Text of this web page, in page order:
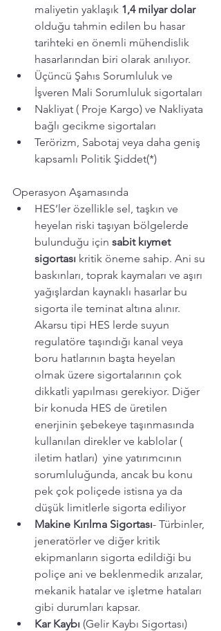
maliyetin yaklaşık 1,4 milyar dolar
olduğu tahmin edilen bu hasar
tarihteki en önemli mühendislik
hasarlarından biri olarak anılıyor.
Üçüncü Şahıs Sorumluluk ve
İşveren Mali Sorumluluk sigortaları
Nakliyat ( Proje Kargo) ve Nakliyata
bağlı gecikme sigortaları
Terörizm, Sabotaj veya daha geniş
kapsamlı Politik Şiddet(*)
Operasyon Aşamasında
HES’ler özellikle sel, taşkın ve
heyelan riski taşıyan bölgelerde
bulunduğu için sabit kıymet
sigortası kritik öneme sahip. Ani su
baskınları, toprak kaymaları ve aşırı
yağışlardan kaynaklı hasarlar bu
sigorta ile teminat altına alınır.
Akarsu tipi HES lerde suyun
regulatöre taşındığı kanal veya
boru hatlarının başta heyelan
olmak üzere sigortalarının çok
dikkatli yapılması gerekiyor. Diğer
bir konuda HES de üretilen
enerjinin şebekeye taşınmasında
kullanılan direkler ve kablolar (
iletim hatları)  yine yatırımcının
sorumluluğunda, ancak bu konu
pek çok poliçede istisna ya da
düşük limitlerle sigorta ediliyor
Makine Kırılma Sigortası- Türbinler,
jeneratörler ve diğer kritik
ekipmanların sigorta edildiği bu
poliçe ani ve beklenmedik arızalar,
mekanik hatalar ve işletme hataları
gibi durumları kapsar.
Kar Kaybı (Gelir Kaybı Sigortası)